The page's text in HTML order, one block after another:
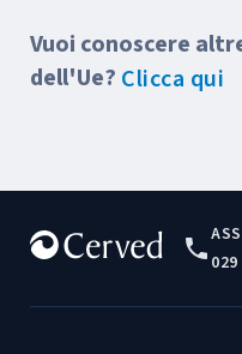
Vuoi conoscere
dell'Ue? Clicca qui